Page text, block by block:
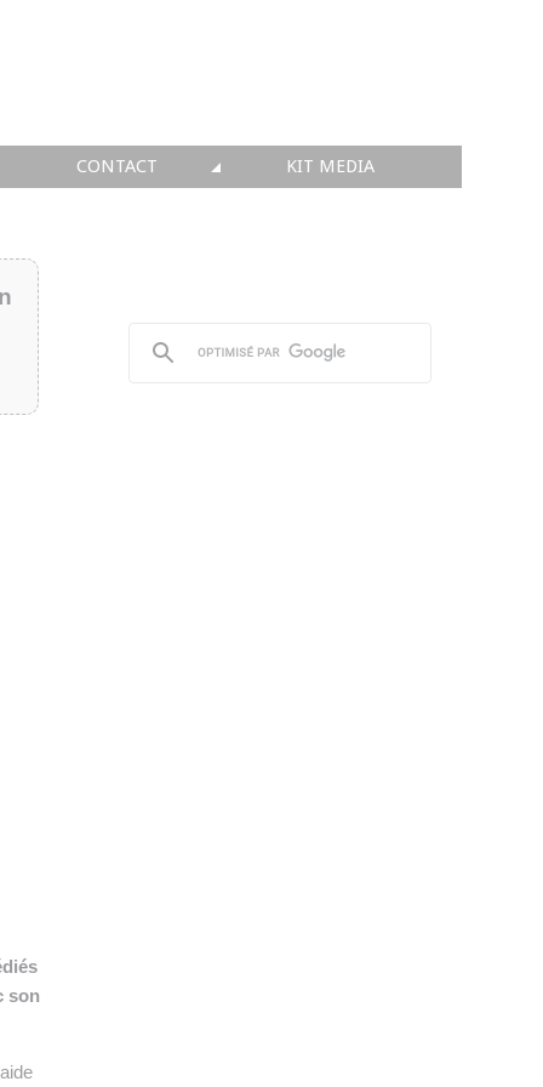
CONTACT KIT MEDIA
son